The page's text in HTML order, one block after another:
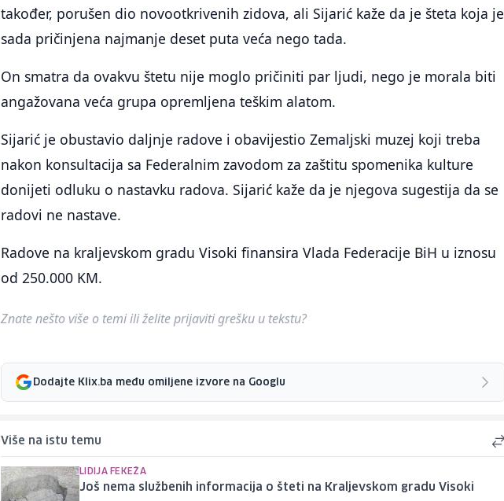
također, porušen dio novootkrivenih zidova, ali Sijarić kaže da je šteta koja je
sada pričinjena najmanje deset puta veća nego tada.
On smatra da ovakvu štetu nije moglo pričiniti par ljudi, nego je morala biti
angažovana veća grupa opremljena teškim alatom.
Sijarić je obustavio daljnje radove i obavijestio Zemaljski muzej koji treba
nakon konsultacija sa Federalnim zavodom za zaštitu spomenika kulture
donijeti odluku o nastavku radova. Sijarić kaže da je njegova sugestija da se
radovi ne nastave.
Radove na kraljevskom gradu Visoki finansira Vlada Federacije BiH u iznosu
od 250.000 KM.
Znate nešto više o temi ili želite prijaviti grešku u tekstu?
Dodajte Klix.ba među omiljene izvore na Googlu
Više na istu temu
LIDIJA FEKEŽA
Još nema službenih informacija o šteti na Kraljevskom gradu Visoki